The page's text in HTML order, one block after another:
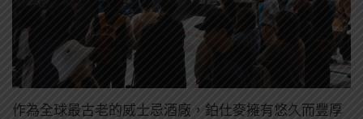
作為全球最古老的威士忌酒廠，鉑仕麥擁有悠久而豐厚